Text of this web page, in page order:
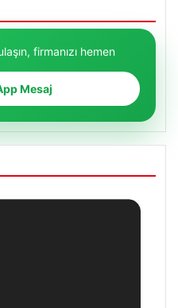
firmanızı hemen
Mesaj